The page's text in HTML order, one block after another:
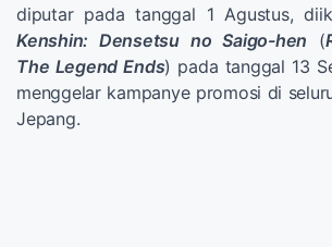
diputar pada tanggal 1 Agustus,
Kenshin: Densetsu no Saigo-hen (
The Legend Ends) pada tanggal 13
menggelar kampanye promosi di
Jepang.